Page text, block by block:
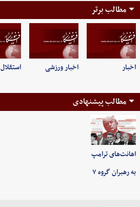
مطالب برتر
اخبار اخبار ورزشی استقلال
مطالب پیشنهادی
اهانت‌های ترامپ
به رهبران گروه ۷